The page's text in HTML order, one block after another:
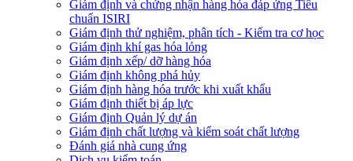
Giám định và chứng nhận hàng hóa đáp ứng Tiêu
chuẩn ISIRI
Giám định thử nghiệm, phân tích - Kiểm tra cơ học
Giám định khí gas hóa lỏng
Giám định xếp/ dỡ hàng hóa
Giám định không phá hủy
Giám định hàng hóa trước khi xuất khẩu
Giám định thiết bị áp lực
Giám định Quản lý dự án
Giám định chất lượng và kiểm soát chất lượng
Đánh giá nhà cung ứng